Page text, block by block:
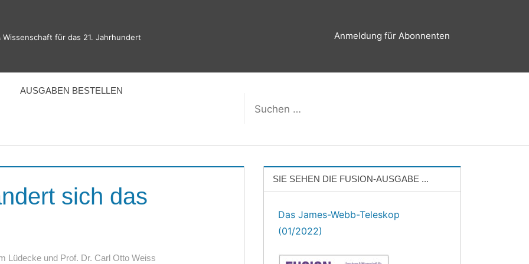
Wissenschaft für das 21. Jahrhundert Anmeldung für Abonnenten
AUSGABEN BESTELLEN
sich das
Lüdecke und Prof. Dr. Carl Otto Weiss
SIE SEHEN DIE FUSION-AUSGABE ...
Das James-Webb-Teleskop
(01/2022)